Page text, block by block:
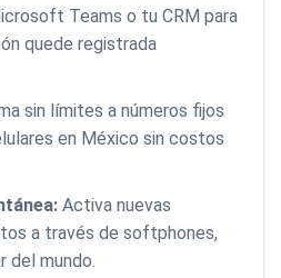
Teams o tu CRM para
quede registrada
sin límites a números fijos
en México sin costos
Activa nuevas
a través de softphones,
del mundo.